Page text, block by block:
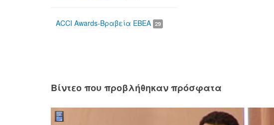
ACCI Awards-Βραβεία ΕΒΕΑ 29
Βίντεο που προβλήθηκαν πρόσφατα